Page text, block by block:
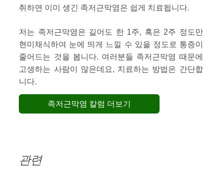
취하면 이미 생긴 족저근막염은 쉽게 치료됩니다.
저는 족저근막염은 길어도 한 1주, 혹은 2주 정도만
현미채식하여 눈에 띄게 느낄 수 있을 정도로 통증이
줄어드는 것을 봅니다. 여러분들 족저근막염 때문에
고생하는 사람이 많은데요, 치료하는 방법은 간단합
니다.
족저근막염 칼럼 더보기
관련